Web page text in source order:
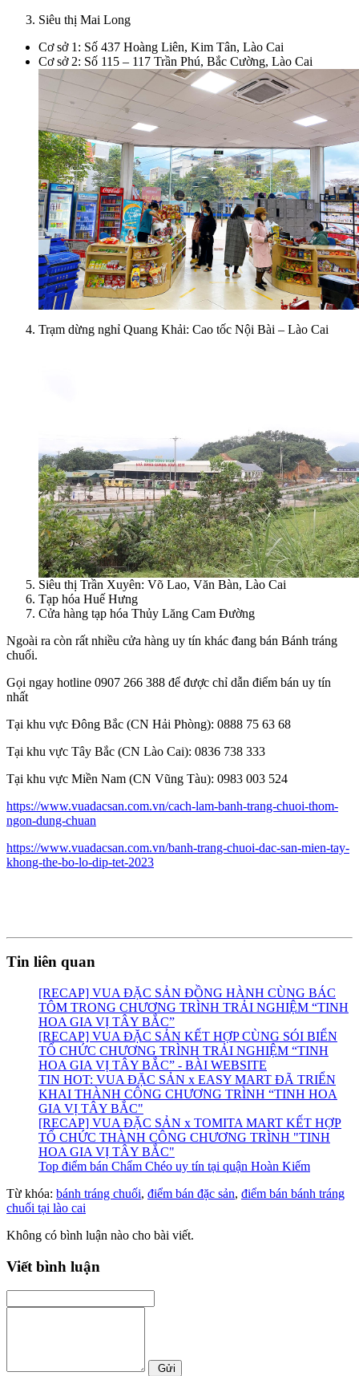
Siêu thị Mai Long
Cơ sở 1: Số 437 Hoàng Liên, Kim Tân, Lào Cai
Cơ sở 2: Số 115 – 117 Trần Phú, Bắc Cường, Lào Cai
Trạm dừng nghỉ Quang Khải: Cao tốc Nội Bài – Lào Cai
Siêu thị Trần Xuyên: Võ Lao, Văn Bàn, Lào Cai
Tạp hóa Huế Hưng
Cửa hàng tạp hóa Thủy Lăng Cam Đường
Ngoài ra còn rất nhiều cửa hàng uy tín khác đang bán Bánh tráng
chuối.
Gọi ngay hotline 0907 266 388 để được chỉ dẫn điểm bán uy tín
nhất
Tại khu vực Đông Bắc (CN Hải Phòng): 0888 75 63 68
Tại khu vực Tây Bắc (CN Lào Cai): 0836 738 333
Tại khu vực Miền Nam (CN Vũng Tàu): 0983 003 524
https://www.vuadacsan.com.vn/cach-lam-banh-trang-chuoi-thom-
ngon-dung-chuan
https://www.vuadacsan.com.vn/banh-trang-chuoi-dac-san-mien-tay-
khong-the-bo-lo-dip-tet-2023
Tin liên quan
[RECAP] VUA ĐẶC SẢN ĐỒNG HÀNH CÙNG BÁC
TÔM TRONG CHƯƠNG TRÌNH TRẢI NGHIỆM “TINH
HOA GIA VỊ TÂY BẮC”
[RECAP] VUA ĐẶC SẢN KẾT HỢP CÙNG SÓI BIỂN
TỔ CHỨC CHƯƠNG TRÌNH TRẢI NGHIỆM “TINH
HOA GIA VỊ TÂY BẮC” - BÀI WEBSITE
TIN HOT: VUA ĐẶC SẢN x EASY MART ĐÃ TRIỂN
KHAI THÀNH CÔNG CHƯƠNG TRÌNH “TINH HOA
GIA VỊ TÂY BẮC"
[RECAP] VUA ĐẶC SẢN x TOMITA MART KẾT HỢP
TỔ CHỨC THÀNH CÔNG CHƯƠNG TRÌNH "TINH
HOA GIA VỊ TÂY BẮC"
Top điểm bán Chẩm Chéo uy tín tại quận Hoàn Kiếm
Từ khóa: bánh tráng chuối, điểm bán đặc sản, điểm bán bánh tráng
chuối tại lào cai
Không có bình luận nào cho bài viết.
Viết bình luận
Gửi